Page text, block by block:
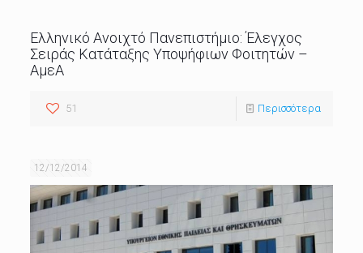
Ελληνικό Ανοιχτό Πανεπιστήμιο: Έλεγχος
Σειράς Κατάταξης Υποψήφιων Φοιτητών –
ΑμεΑ
51 Περισσότερα
12/12/2014